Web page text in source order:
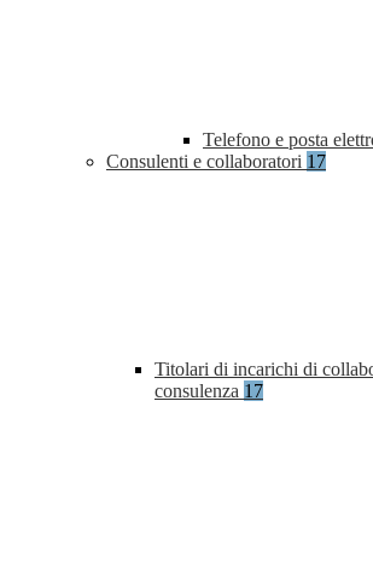
Telefono e posta
Consulenti e collaboratori 17
Titolari di incarichi di
consulenza 17